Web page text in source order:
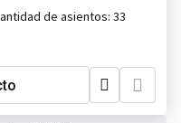
de asientos: 33